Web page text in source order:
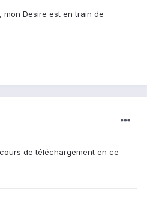
mon Desire est en train de
de téléchargement en ce